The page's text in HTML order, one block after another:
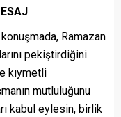
konuşmada, Ramazan
pekiştirdiğini
kıymetli
mutluluğunu
kabul eylesin, birlik